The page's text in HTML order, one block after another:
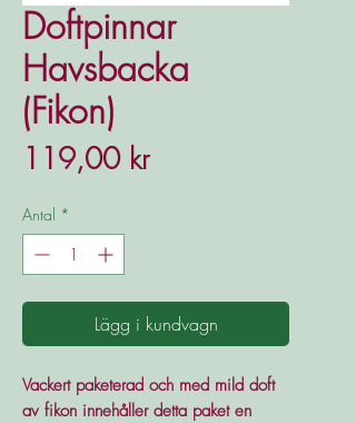
Doftpinnar
Havsbacka
(Fikon)
119,00 krPris
Antal *
Lägg i kundvagn
Vackert paketerad och med mild doft
av fikon innehåller detta paket en